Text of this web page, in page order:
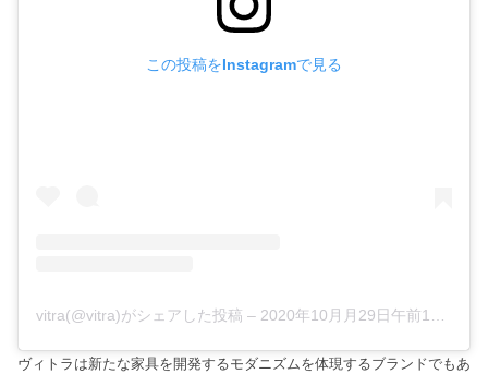
この投稿をInstagramで見る
vitra(@vitra)がシェアした投稿 – 2020年10月月29日午前12時34分PDT
ヴィトラは新たな家具を開発するモダニズムを体現するブランドでもあ